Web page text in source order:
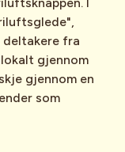
I
deltakere fra
gjennom
gjennom en
som